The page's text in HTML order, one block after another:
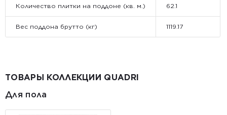
Количество плитки на поддоне (кв. м.) 62.1
Вес поддона брутто (кг) 1119.17
ТОВАРЫ КОЛЛЕКЦИИ QUADRI
Для пола